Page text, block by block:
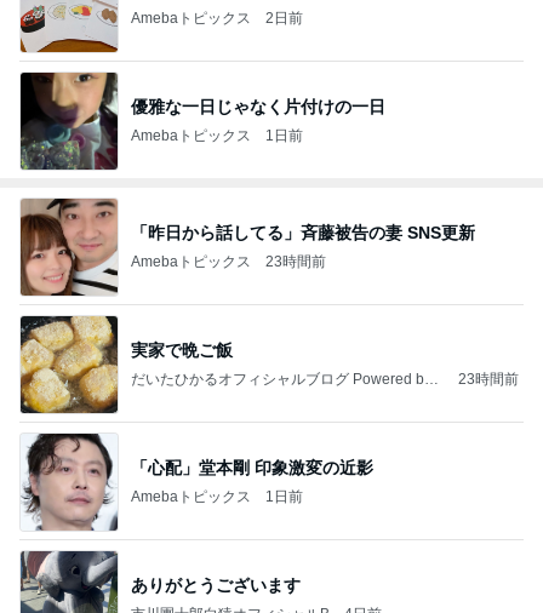
Amebaトピックス 2日前
優雅な一日じゃなく片付けの一日
Amebaトピックス 1日前
「昨日から話してる」斉藤被告の妻 SNS更新
Amebaトピックス 23時間前
実家で晩ご飯
だいたひかるオフィシャルブログ Powered by
23時間前
「心配」堂本剛 印象激変の近影
Amebaトピックス 1日前
ありがとうございます